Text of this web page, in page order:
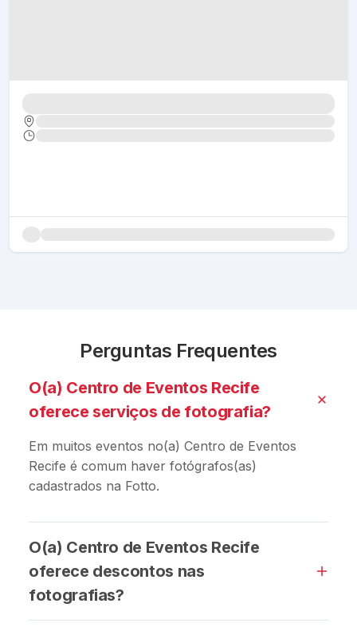
Perguntas Frequentes
O(a) Centro de Eventos Recife
oferece serviços de fotografia?
Em muitos eventos no(a) Centro de Eventos
Recife é comum haver fotógrafos(as)
cadastrados na Fotto.
O(a) Centro de Eventos Recife
oferece descontos nas
fotografias?